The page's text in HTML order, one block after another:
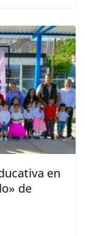
en
de